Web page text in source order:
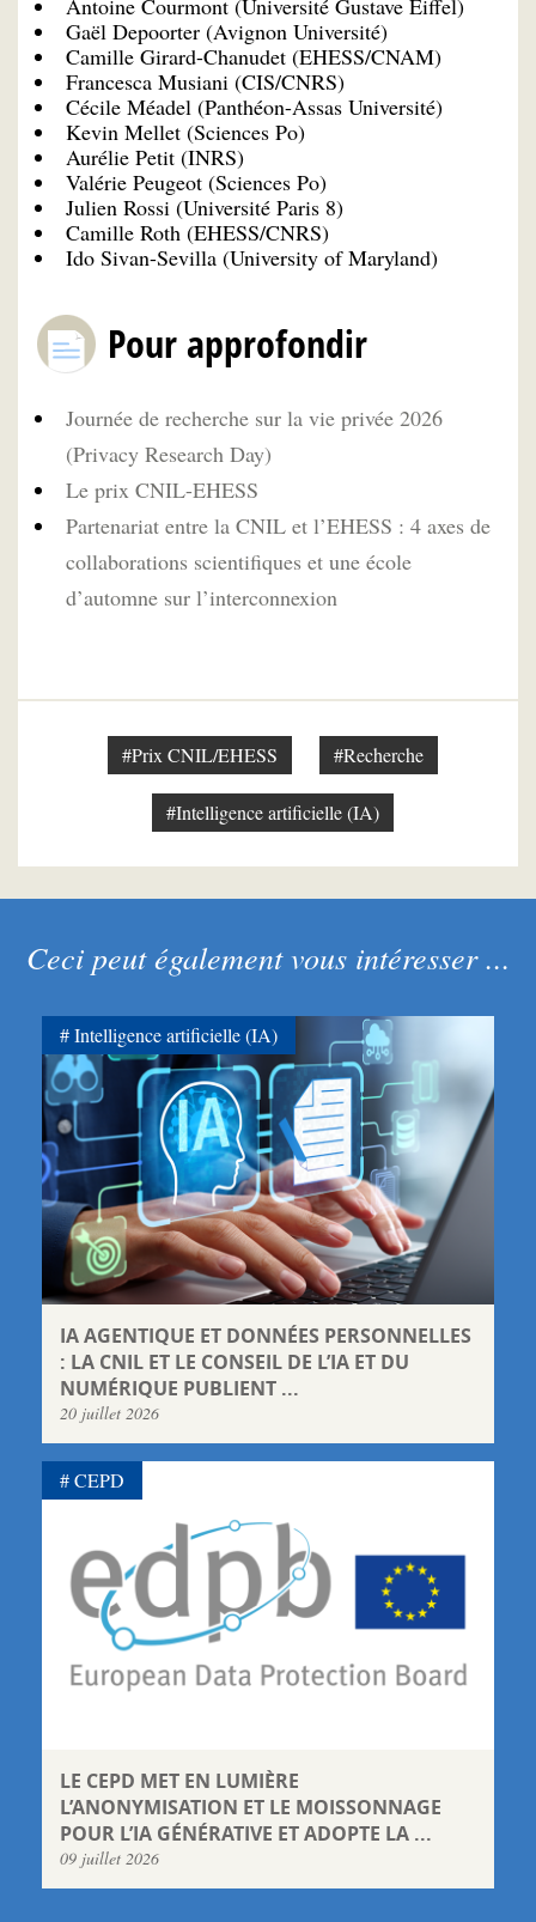
Gaël Depoorter (Avignon Université)
Camille Girard-Chanudet (EHESS/CNAM)
Francesca Musiani (CIS/CNRS)
Cécile Méadel (Panthéon-Assas Université)
Kevin Mellet (Sciences Po)
Aurélie Petit (INRS)
Valérie Peugeot (Sciences Po)
Julien Rossi (Université Paris 8)
Camille Roth (EHESS/CNRS)
Ido Sivan-Sevilla (University of Maryland)
Pour approfondir
Journée de recherche sur la vie privée 2026
(Privacy Research Day)
Le prix CNIL-EHESS
Partenariat entre la CNIL et l’EHESS : 4 axes de
collaborations scientifiques et une école
d’automne sur l’interconnexion
#Prix CNIL/EHESS #Recherche
#Intelligence artificielle (IA)
Ceci peut également vous intéresser ...
IA AGENTIQUE ET DONNÉES PERSONNELLES
: LA CNIL ET LE CONSEIL DE L’IA ET DU
NUMÉRIQUE PUBLIENT ...
20 juillet 2026
Intelligence artificielle (IA)
LE CEPD MET EN LUMIÈRE
L’ANONYMISATION ET LE MOISSONNAGE
POUR L’IA GÉNÉRATIVE ET ADOPTE LA ...
09 juillet 2026
CEPD